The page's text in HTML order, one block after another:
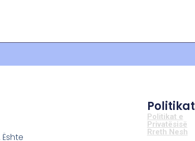
Politikat
Politikat e
Privatësisë
Rreth Nesh